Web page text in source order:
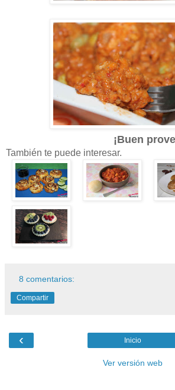
¡Buen
También te puede interesar.
8 comentarios:
Compartir
‹ Inicio
Ver versión web